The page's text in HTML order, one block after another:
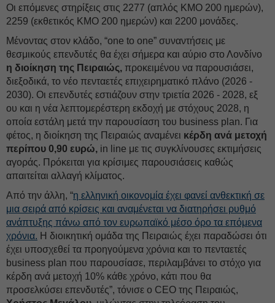
Οι επόμενες στηρίξεις στις 2277 (απλός ΚΜΟ 200 ημερών),
2259 (εκθετικός ΚΜΟ 200 ημερών) και 2200 μονάδες.
Μένοντας στον κλάδο, “one to one” συναντήσεις με
θεσμικούς επενδυτές θα έχει σήμερα και αύριο στο Λονδίνο
η διοίκηση της Πειραιώς, προκειμένου να παρουσιάσει,
διεξοδικά, το νέο πενταετές επιχειρηματικό πλάνο (2026 -
2030). Οι επενδυτές εστιάζουν στην τριετία 2026 - 2028, εξ
ου και η νέα λεπτομερέστερη εκδοχή με στόχους 2028, η
οποία εστάλη μετά την παρουσίαση του business plan. Για
φέτος, η διοίκηση της Πειραιώς αναμένει κέρδη ανά μετοχή
περίπου 0,90 ευρώ, in line με τις συγκλίνουσες εκτιμήσεις
αγοράς. Πρόκειται για κρίσιμες παρουσιάσεις καθώς
απαιτείται αλλαγή κλίματος.
Από την άλλη, “η ελληνική οικονομία έχει φανεί ανθεκτική σε
μια σειρά από κρίσεις και αναμένεται να διατηρήσει ρυθμό
ανάπτυξης πάνω από τον ευρωπαϊκό μέσο όρο τα επόμενα
χρόνια. Η διοικητική ομάδα της Πειραιώς έχει παραδώσει ότι
έχει υποσχεθεί τα προηγούμενα χρόνια και το πενταετές
business plan που παρουσίασε, περιλαμβάνει το στόχο για
κέρδη ανά μετοχή 10% κάθε χρόνο, κάτι που θα
προσελκύσει επενδυτές”, τόνισε ο CEO της Πειραιώς,